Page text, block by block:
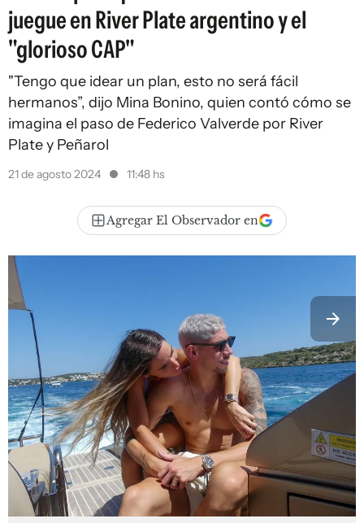
juegue en River Plate argentino y el
"glorioso CAP"
"Tengo que idear un plan, esto no será fácil
hermanos”, dijo Mina Bonino, quien contó cómo se
imagina el paso de Federico Valverde por River
Plate y Peñarol
21 de agosto 2024 11:48 hs
Agregar El Observador en